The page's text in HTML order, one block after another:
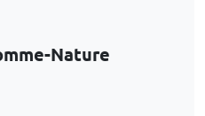
Nature